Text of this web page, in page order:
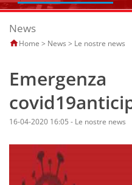
News
Home > News > Le nostre news
Emergenza
16-04-2020 16:05 - Le nostre news